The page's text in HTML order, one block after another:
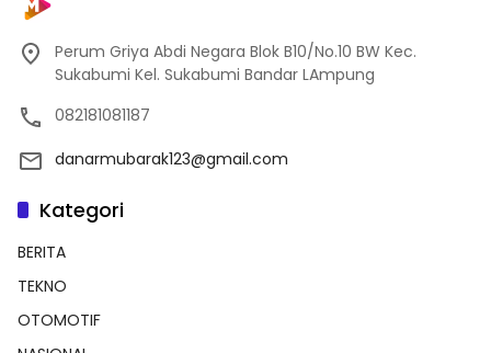
Perum Griya Abdi Negara Blok B10/No.10 BW Kec.
Sukabumi Kel. Sukabumi Bandar LAmpung
082181081187
danarmubarak123@gmail.com
Kategori
BERITA
TEKNO
OTOMOTIF